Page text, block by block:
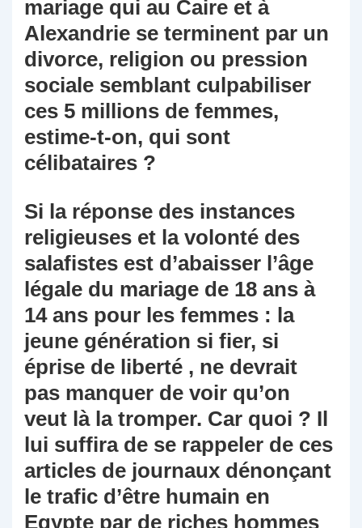
mariage qui au Caire et à
Alexandrie se terminent par un
divorce, religion ou pression
sociale semblant culpabiliser
ces 5 millions de femmes,
estime-t-on, qui sont
célibataires ?
Si la réponse des instances
religieuses et la volonté des
salafistes est d’abaisser l’âge
légale du mariage de 18 ans à
14 ans pour les femmes : la
jeune génération si fier, si
éprise de liberté , ne devrait
pas manquer de voir qu’on
veut là la tromper. Car quoi ? Il
lui suffira de se rappeler de ces
articles de journaux dénonçant
le trafic d’être humain en
Egypte par de riches hommes